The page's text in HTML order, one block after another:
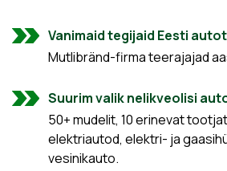
Vanimaid tegijaid Eesti
Mutlibränd-firma teerajajad
Suurim valik nelikveolisi
50+ mudelit, 10 erinevat
elektriautod, elektri- ja
vesinikauto.